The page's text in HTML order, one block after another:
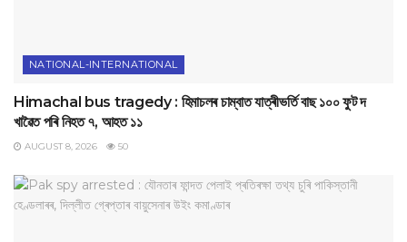
NATIONAL-INTERNATIONAL
Himachal bus tragedy : হিমাচলৰ চাম্বাত যাত্ৰীভৰ্তি বাছ ১০০ ফুট দ
খাৱৈত পৰি নিহত ৭, আহত ১১
AUGUST 8, 2026 50